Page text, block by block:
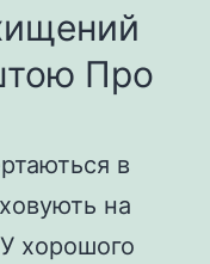
Про
в
на
хорошого